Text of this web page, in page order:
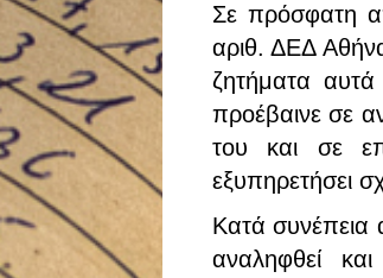
Σε πρόσφατη
αριθ. ΔΕΔ
ζητήματα αυτά
προέβαινε σε
του και σε
εξυπηρετήσει
Κατά συνέπεια
αναληφθεί